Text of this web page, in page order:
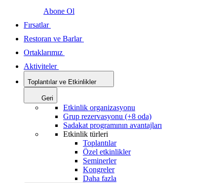
Abone Ol
Fırsatlar
Restoran ve Barlar
Ortaklarımız
Aktiviteler
Toplantılar ve Etkinlikler
Geri
Etkinlik organizasyonu
Grup rezervasyonu (+8 oda)
Sadakat programının avantajları
Etkinlik türleri
Toplantılar
Özel etkinlikler
Seminerler
Kongreler
Daha fazla